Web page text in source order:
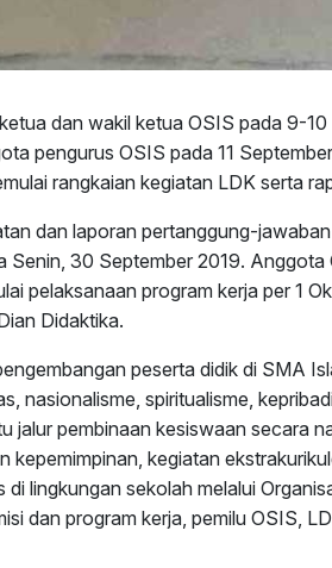
dan wakil ketua OSIS pada 9-
pengurus OSIS pada 11
rangkaian kegiatan LDK serta
dan laporan pertanggung-
Senin, 30 September 2019.
pelaksanaan program kerja per 1
Didaktika.
peserta didik di SMA
nasionalisme, spiritualisme,
jalur pembinaan kesiswaan secara
kepemimpinan, kegiatan
di lingkungan sekolah melalui
dan program kerja, pemilu OSIS,